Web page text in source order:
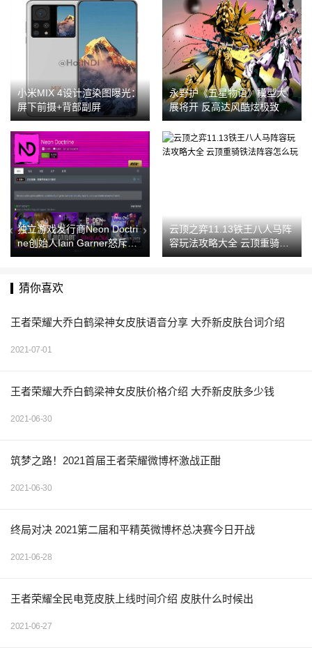
小米MIX 4设计渲染图曝光：
屏下前摄+背部副屏
永野护《五星物语》模型大
展将开 反高达风酷炫极致
独立游戏发行商Neon Doctri
ne创始人Iain Garner怒斥某
游戏主机平台不友好
云顶之弈11.13铁王八人马阵
容玩法攻略大全 云顶重骑铁
法阵容怎么玩
猜你喜欢
王者荣耀大乔白鹤梁神女皮肤语音分享 大乔新皮肤台词介绍
2021-07-01
王者荣耀大乔白鹤梁神女皮肤价格介绍 大乔新皮肤多少钱
2021-06-30
筑梦之路！2021首届王者荣耀微博杯激战正酣
2021-06-30
终局对决 2021第二届和平精英微博杯总决赛今日开战
2021-06-28
王者荣耀全民电竞皮肤上线时间介绍 皮肤什么时候出
2021-06-27